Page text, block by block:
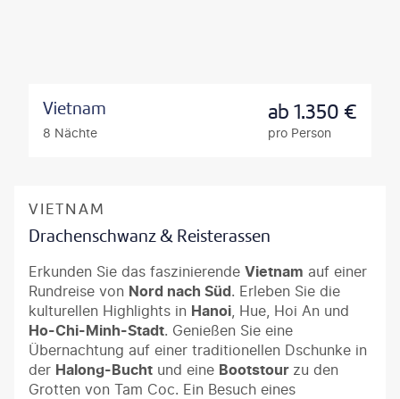
Vietnam
8 Nächte
ab1.350 €
pro Person
VIETNAM
Drachenschwanz & Reisterassen
Erkunden Sie das faszinierende Vietnam auf einer
Rundreise von Nord nach Süd. Erleben Sie die
kulturellen Highlights in Hanoi, Hue, Hoi An und
Ho-Chi-Minh-Stadt. Genießen Sie eine
Übernachtung auf einer traditionellen Dschunke in
der Halong-Bucht und eine Bootstour zu den
Grotten von Tam Coc. Ein Besuch eines